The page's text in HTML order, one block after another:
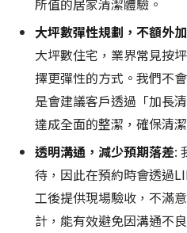
所值的居家清潔體驗。
大坪數彈性規劃，不額外
大坪數住宅，業界常見按
擇更彈性的方式。我們不
是會建議客戶透過「加長
達成全面的整潔，確保清
透明溝通，減少預期落差:
待，因此在預約時會透過
工後提供現場驗收，不滿
計，能有效避免因溝通不